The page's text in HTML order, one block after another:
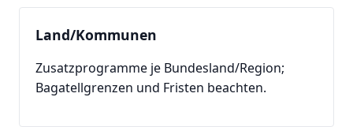
Land/Kommunen
Zusatzprogramme je Bundesland/Region;
Bagatellgrenzen und Fristen beachten.